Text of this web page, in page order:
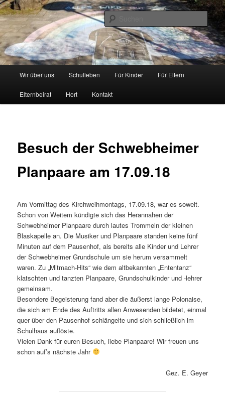
Zum
Inhalt
wechseln
Grundschule Schwebheim
Wir über uns Schulleben Für Kinder Für Eltern
Elternbeirat Hort Kontakt
Besuch der Schwebheimer
Planpaare am 17.09.18
Am Vormittag des Kirchweihmontags, 17.09.18, war es soweit.
Schon von Weitem kündigte sich das Herannahen der
Schwebheimer Planpaare durch lautes Trommeln der kleinen
Blaskapelle an. Die Musiker und Planpaare standen keine fünf
Minuten auf dem Pausenhof, als bereits alle Kinder und Lehrer
der Schwebheimer Grundschule um sie herum versammelt
waren. Zu „Mitmach-Hits“ wie dem altbekannten „Ententanz“
klatschten und tanzten Planpaare, Grundschulkinder und -lehrer
gemeinsam.
Besondere Begeisterung fand aber die äußerst lange Polonaise,
die sich am Ende des Auftritts allen Anwesenden bildetet, einmal
quer über den Pausenhof schlängelte und sich schließlich im
Schulhaus auflöste.
Vielen Dank für euren Besuch, liebe Planpaare! Wir freuen uns
schon auf’s nächste Jahr
Gez. E. Geyer